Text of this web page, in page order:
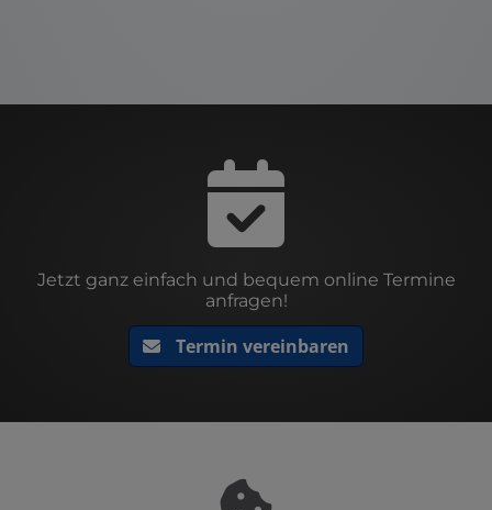
Jetzt ganz einfach und bequem online Termine
anfragen!
Termin vereinbaren